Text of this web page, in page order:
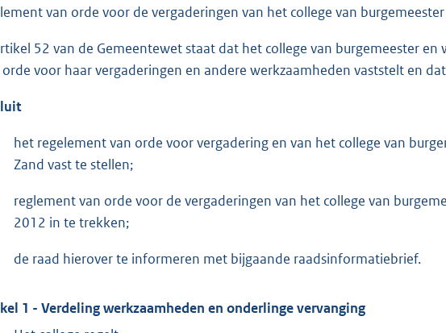
van orde voor de vergaderingen van het college van
52 van de Gemeentewet staat dat het college van burgemeester en
voor haar vergaderingen en andere werkzaamheden vaststelt en
het regelement van orde voor vergadering en van het college van
Zand vast te stellen;
reglement van orde voor de vergaderingen van het college van
2012 in te trekken;
de raad hierover te informeren met bijgaande raadsinformatiebrief.
1 - Verdeling werkzaamheden en onderlinge vervanging